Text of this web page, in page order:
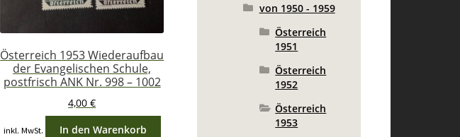
Österreich 1953 Wiederaufbau
der Evangelischen Schule,
postfrisch ANK Nr. 998 – 1002
4,00€
inkl. MwSt. In den Warenkorb
von 1950 - 1959
Österreich
1951
Österreich
1952
Österreich
1953